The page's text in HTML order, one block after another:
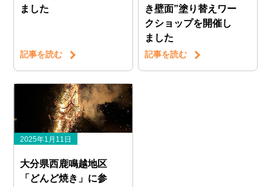
ました
記事を読む
き壁面”塗り替えワー
クショップを開催し
ました
記事を読む
2025年1月11日
大分県西鹿鳴越地区
「どんど焼き」に参